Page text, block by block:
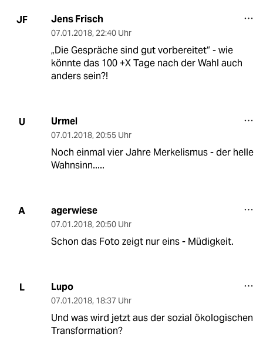
JF Jens Frisch
07.01.2018, 22:40 Uhr
„Die Gespräche sind gut vorbereitet“ - wie
könnte das 100 +X Tage nach der Wahl auch
anders sein?!
U Urmel
07.01.2018, 20:55 Uhr
Noch einmal vier Jahre Merkelismus - der helle
Wahnsinn.....
A agerwiese
07.01.2018, 20:50 Uhr
Schon das Foto zeigt nur eins - Müdigkeit.
L Lupo
07.01.2018, 18:37 Uhr
Und was wird jetzt aus der sozial ökologischen
Transformation?